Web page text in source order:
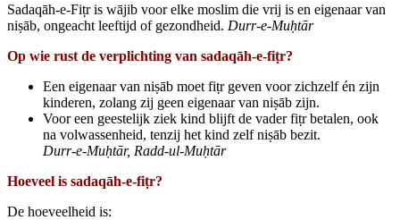
Sadaqāh‑e‑Fiṭr is wājib voor elke moslim die vrij is en eigenaar van
niṣāb, ongeacht leeftijd of gezondheid. Durr‑e‑Muḥtār
Op wie rust de verplichting van sadaqāh‑e‑fiṭr?
Een eigenaar van niṣāb moet fiṭr geven voor zichzelf én zijn
kinderen, zolang zij geen eigenaar van niṣāb zijn.
Voor een geestelijk ziek kind blijft de vader fiṭr betalen, ook
na volwassenheid, tenzij het kind zelf niṣāb bezit.
Durr‑e‑Muḥtār, Radd‑ul‑Muḥtār
Hoeveel is sadaqāh‑e‑fiṭr?
De hoeveelheid is: